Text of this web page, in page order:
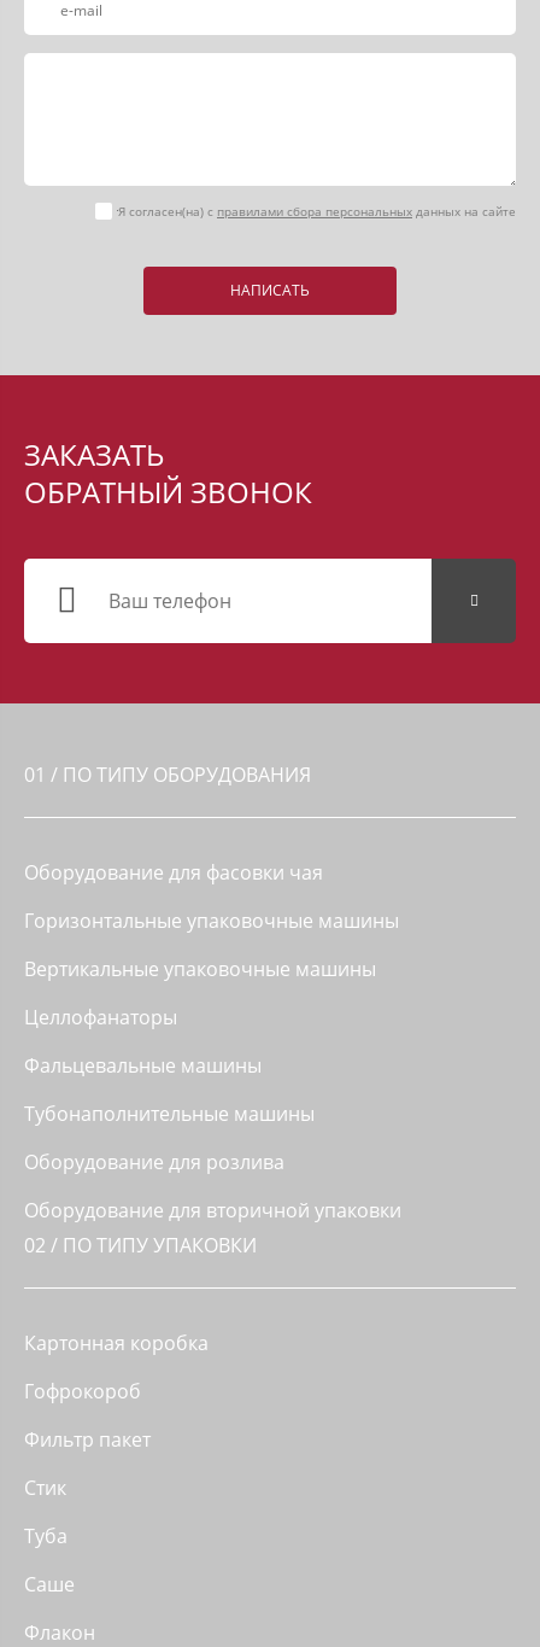
Я согласен(на) с правилами сбора персональных данных на сайте
НАПИСАТЬ
ЗАКАЗАТЬ
ОБРАТНЫЙ ЗВОНОК
 
01 / ПО ТИПУ ОБОРУДОВАНИЯ
Оборудование для фасовки чая
Горизонтальные упаковочные машины
Вертикальные упаковочные машины
Целлофанаторы
Фальцевальные машины
Тубонаполнительные машины
Оборудование для розлива
Оборудование для вторичной упаковки
02 / ПО ТИПУ УПАКОВКИ
Картонная коробка
Гофрокороб
Фильтр пакет
Стик
Туба
Саше
Флакон